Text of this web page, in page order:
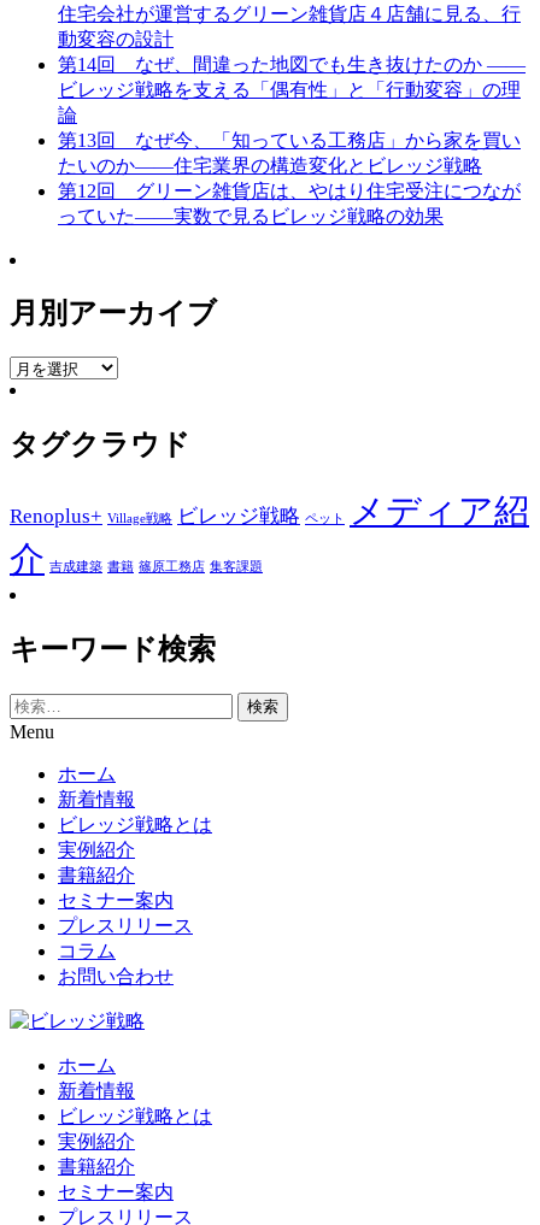
住宅会社が運営するグリーン雑貨店４店舗に見る、行
動変容の設計
第14回 なぜ、間違った地図でも生き抜けたのか ——
ビレッジ戦略を支える「偶有性」と「行動変容」の理
論
第13回 なぜ今、「知っている工務店」から家を買い
たいのか――住宅業界の構造変化とビレッジ戦略
第12回 グリーン雑貨店は、やはり住宅受注につなが
っていた――実数で見るビレッジ戦略の効果
月別アーカイブ
月
別
ー
ブ
タグクラウド
Renoplus+ Village戦略 ビレッジ戦略 ペット
メディア紹
介 吉成建築 書籍 篠原工務店 集客課題
キーワード検索
検
索:
Menu
ホーム
新着情報
ビレッジ戦略とは
実例紹介
書籍紹介
セミナー案内
プレスリリース
コラム
お問い合わせ
ホーム
新着情報
ビレッジ戦略とは
実例紹介
書籍紹介
セミナー案内
プレスリリース